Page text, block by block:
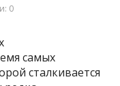
0
самых
сталкивается